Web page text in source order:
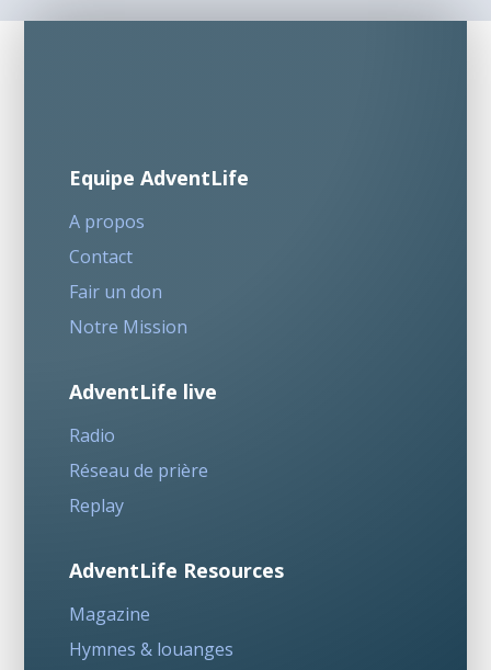
Equipe AdventLife
A propos
Contact
Fair un don
Notre Mission
AdventLife live
Radio
Réseau de prière
Replay
AdventLife Resources
Magazine
Hymnes & louanges